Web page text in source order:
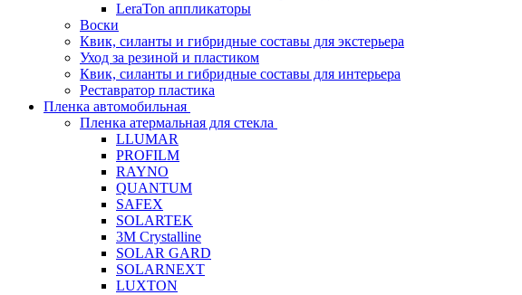
LeraTon аппликаторы
Воски
Квик, силанты и гибридные составы для экстерьера
Уход за резиной и пластиком
Квик, силанты и гибридные составы для интерьера
Реставратор пластика
Пленка автомобильная
Пленка атермальная для стекла
LLUMAR
PROFILM
RAYNO
QUANTUM
SAFEX
SOLARTEK
3M Crystalline
SOLAR GARD
SOLARNEXT
LUXTON